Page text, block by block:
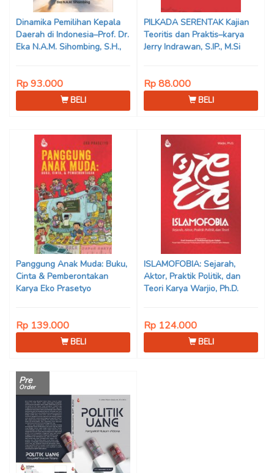
Dinamika Pemilihan Kepala
Daerah di Indonesia–Prof. Dr.
Eka N.A.M. Sihombing, S.H.,
Rp 93.000
BELI
PILKADA SERENTAK Kajian
Teoritis dan Praktis–karya
Jerry Indrawan, S.IP., M.Si
Rp 88.000
BELI
Panggung Anak Muda: Buku,
Cinta & Pemberontakan
Karya Eko Prasetyo
Rp 139.000
BELI
ISLAMOFOBIA: Sejarah,
Aktor, Praktik Politik, dan
Teori Karya Warjio, Ph.D.
Rp 124.000
BELI
Pre
Order